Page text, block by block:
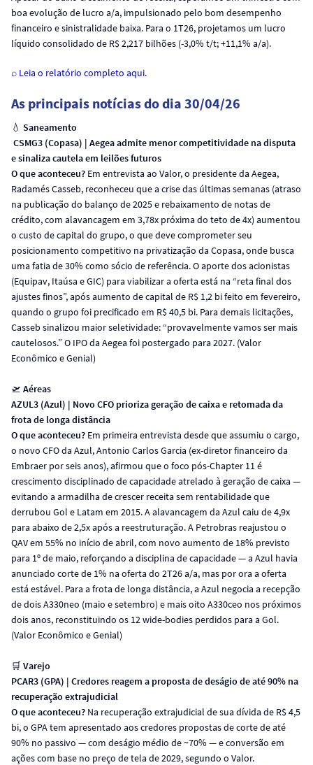
boa evolução de lucro a/a, impulsionado pelo bom desempenho
financeiro e sinistralidade baixa. Para o 1T26, projetamos um lucro
líquido consolidado de R$ 2,217 bilhões (-3,0% t/t; +11,1% a/a).
⌕ Leia o relatório completo aqui.
As principais notícias do dia 30/04/26
💧 Saneamento
CSMG3 (Copasa) | Aegea admite menor competitividade na disputa
e sinaliza cautela em leilões futuros
O que aconteceu? Em entrevista ao Valor, o presidente da Aegea,
Radamés Casseb, reconheceu que a crise das últimas semanas (atraso
na publicação do balanço de 2025 e rebaixamento de notas de
crédito, com alavancagem em 3,78x próxima do teto de 4x) aumentou
o custo de capital do grupo, o que deve comprometer seu
posicionamento competitivo na privatização da Copasa, onde busca
uma fatia de 30% como sócio de referência. O aporte dos acionistas
(Equipav, Itaúsa e GIC) para viabilizar a oferta está na “reta final dos
ajustes finos”, após aumento de capital de R$ 1,2 bi feito em fevereiro,
quando o grupo foi precificado em R$ 40,5 bi. Para demais licitações,
Casseb sinalizou maior seletividade: “provavelmente vamos ser mais
cautelosos.” O IPO da Aegea foi postergado para 2027. (Valor
Econômico e Genial)
🛫 Aéreas
AZUL3 (Azul) | Novo CFO prioriza geração de caixa e retomada da
frota de longa distância
O que aconteceu? Em primeira entrevista desde que assumiu o cargo,
o novo CFO da Azul, Antonio Carlos Garcia (ex-diretor financeiro da
Embraer por seis anos), afirmou que o foco pós-Chapter 11 é
crescimento disciplinado de capacidade atrelado à geração de caixa —
evitando a armadilha de crescer receita sem rentabilidade que
derrubou Gol e Latam em 2015. A alavancagem da Azul caiu de 4,9x
para abaixo de 2,5x após a reestruturação. A Petrobras reajustou o
QAV em 55% no início de abril, com novo aumento de 18% previsto
para 1º de maio, reforçando a disciplina de capacidade — a Azul havia
anunciado corte de 1% na oferta do 2T26 a/a, mas por ora a oferta
está estável. Para a frota de longa distância, a Azul negocia a recepção
de dois A330neo (maio e setembro) e mais oito A330ceo nos próximos
dois anos, reconstituindo os 12 wide-bodies perdidos para a Gol.
(Valor Econômico e Genial)
🛒 Varejo
PCAR3 (GPA) | Credores reagem a proposta de deságio de até 90% na
recuperação extrajudicial
O que aconteceu? Na recuperação extrajudicial de sua dívida de R$ 4,5
bi, o GPA tem apresentado aos credores propostas de corte de até
90% no passivo — com deságio médio de ~70% — e conversão em
ações com base no preço de tela de 2029, segundo o Valor.